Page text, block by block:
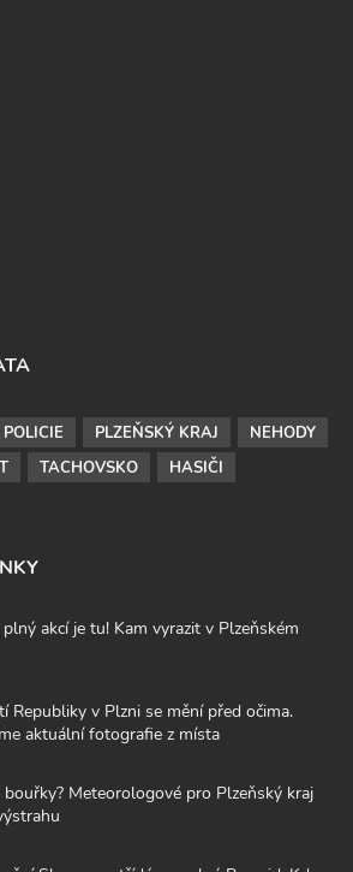
POLICIE PLZEŇSKÝ KRAJ
NEHODY
TACHOVSKO
HASIČI
akcí je tu! Kam vyrazit v Plzeňském
Republiky v Plzni se mění před očima.
aktuální fotografie z místa
bouřky? Meteorologové pro Plzeňský kraj